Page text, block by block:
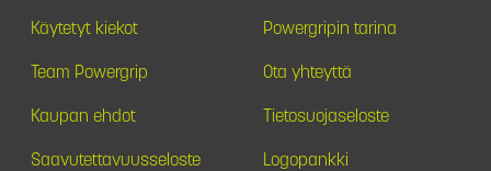
Käytetyt kiekot Powergripin tarina
Team Powergrip Ota yhteyttä
Kaupan ehdot Tietosuojaseloste
Saavutettavuusseloste Logopankki